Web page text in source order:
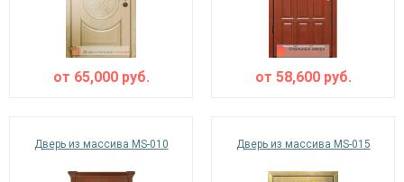
от 65,000руб. от 58,600руб.
Дверь из массива MS-010 Дверь из массива MS-015